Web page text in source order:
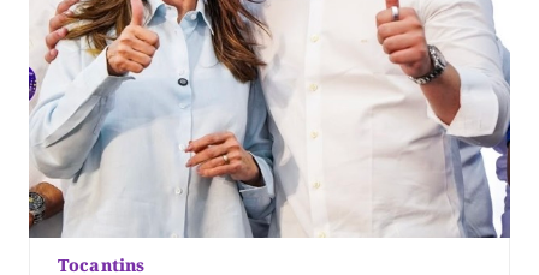
Tocantins